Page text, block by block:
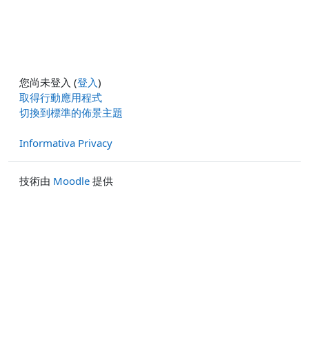
您尚未登入 (登入)
取得行動應用程式
切換到標準的佈景主題
Informativa Privacy
技術由 Moodle 提供